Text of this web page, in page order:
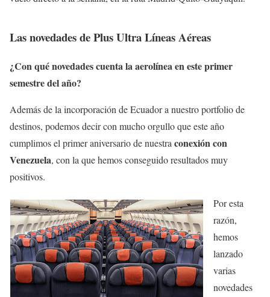
Las novedades de Plus Ultra Líneas Aéreas
¿Con qué novedades cuenta la aerolínea en este primer
semestre del año?
Además de la incorporación de Ecuador a nuestro portfolio de
destinos, podemos decir con mucho orgullo que este año
cumplimos el primer aniversario de nuestraconexión con
Venezuela, con la que hemos conseguido resultados muy
positivos.
Por esta
razón,
hemos
lanzado
varias
novedades